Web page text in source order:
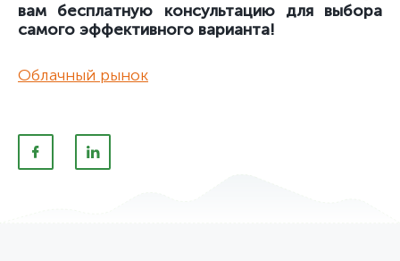
вам бесплатную консультацию для выбора
самого эффективного варианта!
Облачный рынок